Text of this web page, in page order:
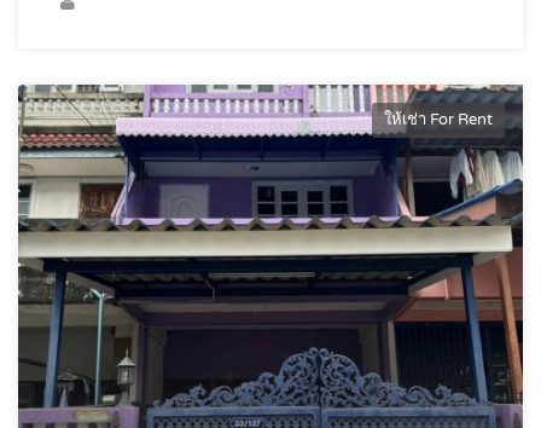
ให้เช่า For Rent